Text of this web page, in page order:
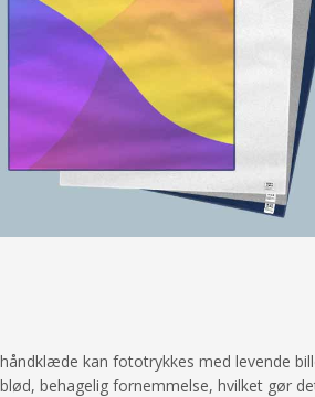
kan fototrykkes med levende
behagelig fornemmelse, hvilket gør